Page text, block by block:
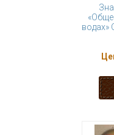
водах»